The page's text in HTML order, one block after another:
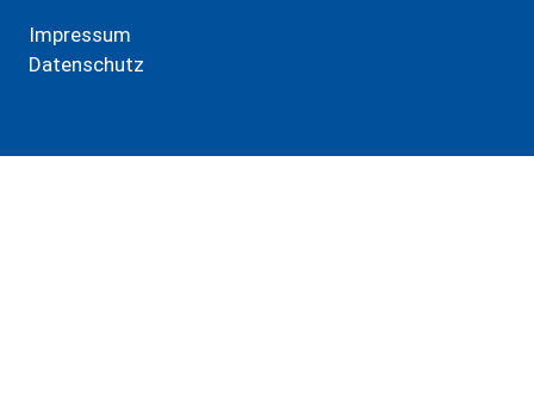
Impressum
Datenschutz